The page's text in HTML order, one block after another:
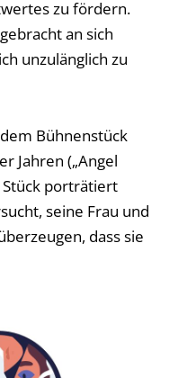
zu fördern.
an sich
unzulänglich zu
Bühnenstück
Jahren („Angel
Stück porträtiert
seine Frau und
dass sie